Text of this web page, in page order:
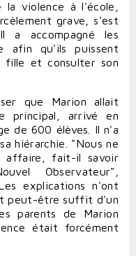
la violence à l'école,
grave, s'est
a accompagné les
afin qu'ils puissent
fille et consulter son
que Marion allait
principal, arrivé en
de 600 élèves. Il n'a
hiérarchie. "Nous ne
affaire, fait-il savoir
Observateur",
explications n'ont
peut-être suffit d'un
parents de Marion
était forcément